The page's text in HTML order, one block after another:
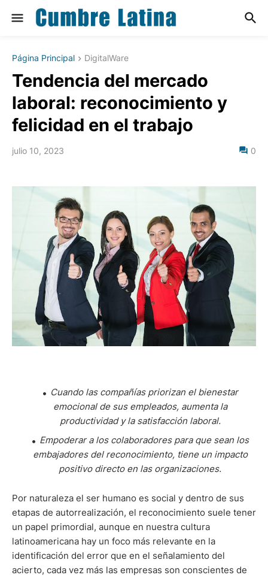
Página Principal DigitalWare
Tendencia del mercado
laboral: reconocimiento y
felicidad en el trabajo
julio 10, 2023 0
Cuando las compañías priorizan el bienestar
emocional de sus empleados, aumenta la
productividad y la satisfacción laboral.
Empoderar a los colaboradores para que sean los
embajadores del reconocimiento, tiene un impacto
positivo directo en las organizaciones.
Por naturaleza el ser humano es social y dentro de sus
etapas de autorrealización, el reconocimiento suele tener
un papel primordial, aunque en nuestra cultura
latinoamericana hay un foco más relevante en la
identificación del error que en el señalamiento del
acierto, cada vez más las empresas son conscientes de